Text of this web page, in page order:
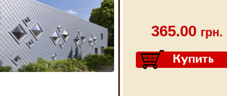
365.00 грн.